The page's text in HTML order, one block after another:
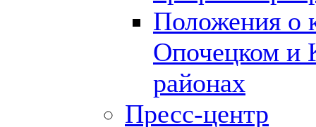
Положения о
Опочецком и
районах
Пресс-центр